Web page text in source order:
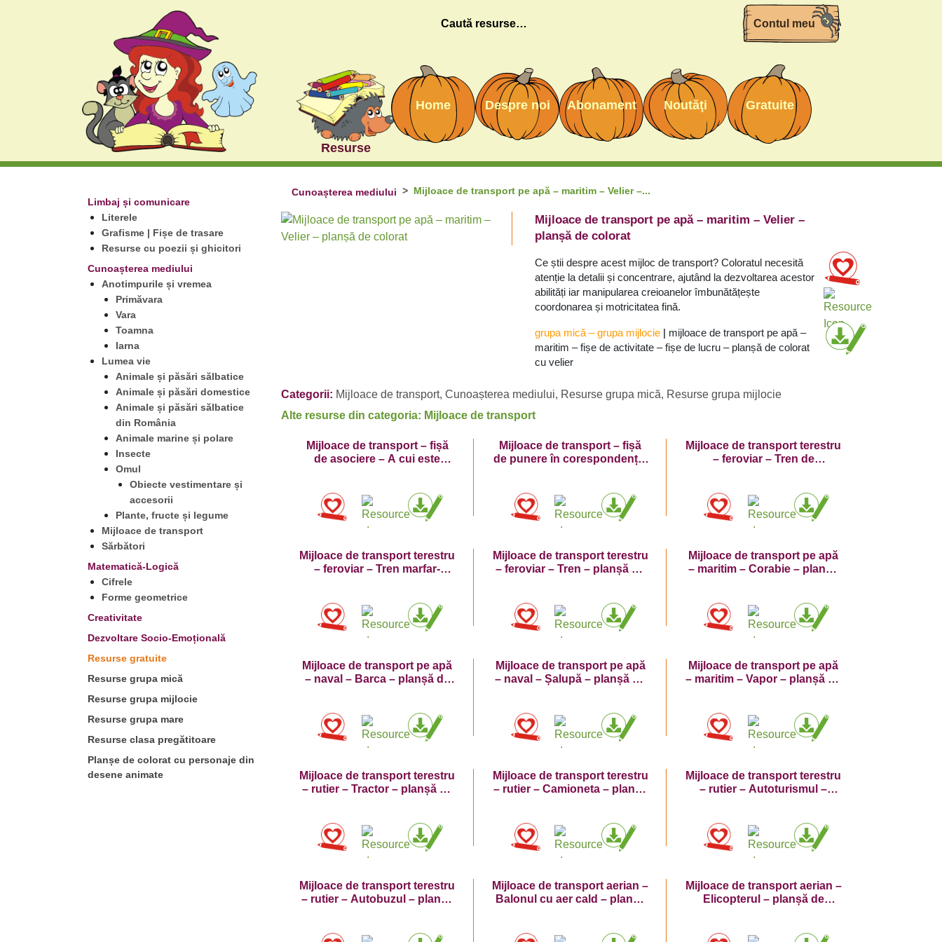
Caută Contul meu
Resurse
Home Despre noi Abonament Noutăţi Gratuite
Limbaj și comunicare
Literele
Grafisme | Fișe de trasare
Resurse cu poezii și ghicitori
Cunoașterea mediului
Anotimpurile și vremea
Primăvara
Vara
Toamna
Iarna
Lumea vie
Animale și păsări sălbatice
Animale și păsări domestice
Animale și păsări sălbatice
din România
Animale marine și polare
Insecte
Omul
Obiecte vestimentare și
accesorii
Plante, fructe și legume
Mijloace de transport
Sărbători
Matematică-Logică
Cifrele
Forme geometrice
Creativitate
Dezvoltare Socio-Emoțională
Resurse gratuite
Resurse grupa mică
Resurse grupa mijlocie
Resurse grupa mare
Resurse clasa pregătitoare
Planșe de colorat cu personaje din
desene animate
Cunoașterea mediului Mijloace de transport pe apă – maritim – Velier –...
Mijloace de transport pe apă – maritim – Velier –
planșă de colorat
Ce știi despre acest mijloc de transport? Coloratul necesită
atenție la detalii și concentrare, ajutând la dezvoltarea acestor
abilități iar manipularea creioanelor îmbunătățește
coordonarea și motricitatea fină.
grupa mică – grupa mijlocie| mijloace de transport pe apă –
maritim – fișe de activitate – fișe de lucru – planșă de colorat
cu velier
Categorii: Mijloace de transport, Cunoașterea mediului, Resurse grupa mică, Resurse grupa mijlocie
Alte resurse din categoria: Mijloace de transport
Mijloace de transport – fișă
de asociere – A cui este
Mijloace de transport – fișă
de punere în corespondență-
Mijloace de transport terestru
– feroviar – Tren de
Mijloace de transport terestru
– feroviar – Tren marfar-
Mijloace de transport terestru
– feroviar – Tren – planșă de
Mijloace de transport pe apă
– maritim – Corabie – planșă
Mijloace de transport pe apă
– naval – Barca – planșă de
Mijloace de transport pe apă
– naval – Șalupă – planșă de
Mijloace de transport pe apă
– maritim – Vapor – planșă de
Mijloace de transport terestru
– rutier – Tractor – planșă de
Mijloace de transport terestru
– rutier – Camioneta – planșă
Mijloace de transport terestru
– rutier – Autoturismul –
Mijloace de transport terestru
– rutier – Autobuzul – planșă
Mijloace de transport aerian –
Balonul cu aer cald – planșă
Mijloace de transport aerian –
Elicopterul – planșă de